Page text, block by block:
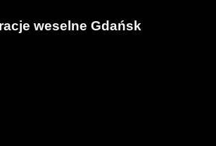
weselne Gdańsk